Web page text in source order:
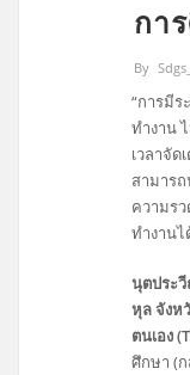
กา
By
“การมี
ทำงาน
เวลาจั
สามาร
ความร
ทำงาน
นุตประ
หุล จังห
ตนเอง
ศึกษา (